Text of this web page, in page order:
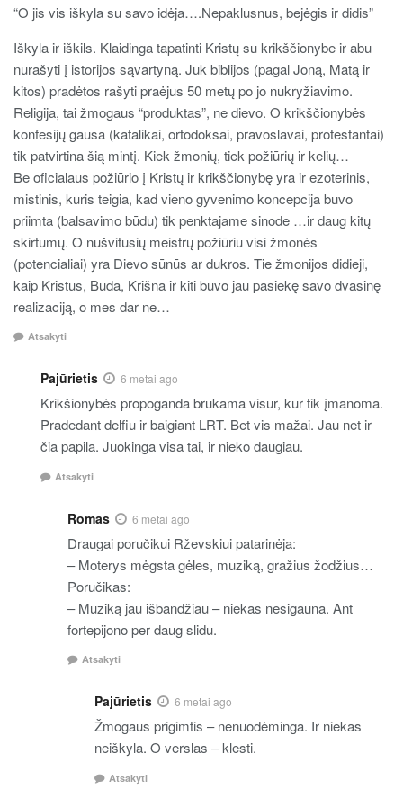
“O jis vis iškyla su savo idėja….Nepaklusnus, bejėgis ir didis”
Iškyla ir iškils. Klaidinga tapatinti Kristų su krikščionybe ir abu
nurašyti į istorijos sąvartyną. Juk biblijos (pagal Joną, Matą ir
kitos) pradėtos rašyti praėjus 50 metų po jo nukryžiavimo.
Religija, tai žmogaus “produktas”, ne dievo. O krikščionybės
konfesijų gausa (katalikai, ortodoksai, pravoslavai, protestantai)
tik patvirtina šią mintį. Kiek žmonių, tiek požiūrių ir kelių…
Be oficialaus požiūrio į Kristų ir krikščionybę yra ir ezoterinis,
mistinis, kuris teigia, kad vieno gyvenimo koncepcija buvo
priimta (balsavimo būdu) tik penktajame sinode …ir daug kitų
skirtumų. O nušvitusių meistrų požiūriu visi žmonės
(potencialiai) yra Dievo sūnūs ar dukros. Tie žmonijos didieji,
kaip Kristus, Buda, Krišna ir kiti buvo jau pasiekę savo dvasinę
realizaciją, o mes dar ne…
Atsakyti
Pajūrietis 6 metai ago
Krikšionybės propoganda brukama visur, kur tik įmanoma.
Pradedant delfiu ir baigiant LRT. Bet vis mažai. Jau net ir
čia papila. Juokinga visa tai, ir nieko daugiau.
Atsakyti
Romas 6 metai ago
Draugai poručikui Rževskiui patarinėja:
– Moterys mėgsta gėles, muziką, gražius žodžius…
Poručikas:
– Muziką jau išbandžiau – niekas nesigauna. Ant
fortepijono per daug slidu.
Atsakyti
Pajūrietis 6 metai ago
Žmogaus prigimtis – nenuodėminga. Ir niekas
neiškyla. O verslas – klesti.
Atsakyti